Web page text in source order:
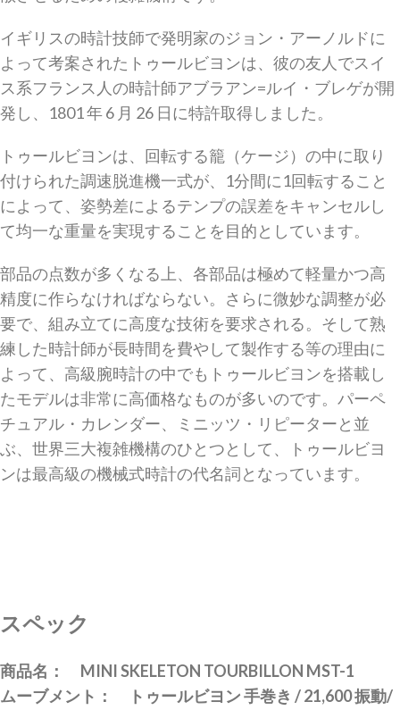
イギリスの時計技師で発明家のジョン・アーノルドに
よって考案されたトゥールビヨンは、彼の友人でスイ
ス系フランス人の時計師アブラアン=ルイ・ブレゲが開
発し、1801 年 6 月 26 日に特許取得しました。
トゥールビヨンは、回転する籠（ケージ）の中に取り
付けられた調速脱進機一式が、1分間に1回転すること
によって、姿勢差によるテンプの誤差をキャンセルし
て均一な重量を実現することを目的としています。
部品の点数が多くなる上、各部品は極めて軽量かつ高
精度に作らなければならない。さらに微妙な調整が必
要で、組み立てに高度な技術を要求される。そして熟
練した時計師が長時間を費やして製作する等の理由に
よって、高級腕時計の中でもトゥールビヨンを搭載し
たモデルは非常に高価格なものが多いのです。パーペ
チュアル・カレンダー、ミニッツ・リピーターと並
ぶ、世界三大複雑機構のひとつとして、トゥールビヨ
ンは最高級の機械式時計の代名詞となっています。
スペック
商品名： MINI SKELETON TOURBILLON MST-1
ムーブメント： トゥールビヨン 手巻き / 21,600 振動/